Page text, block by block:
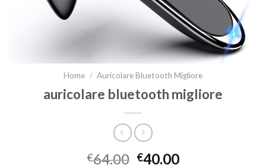
Home / Auricolare Bluetooth Migliore
auricolare bluetooth migliore
€64.00 €40.00